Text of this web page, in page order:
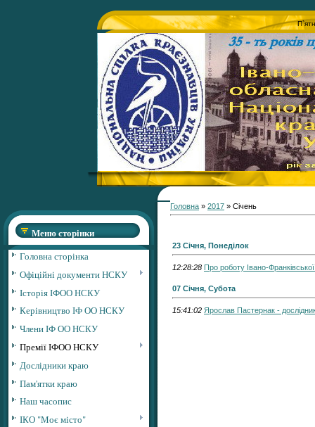
Меню сторінки
Головна сторінка
Офіційні документи НСКУ
Історія ІФОО НСКУ
Керівництво ІФ ОО НСКУ
Члени ІФ ОО НСКУ
Премії ІФОО НСКУ
Дослідники краю
Пам'ятки краю
Наш часопис
ІКО "Моє місто"
Головна » 2017 » Січень
23 Січня, Понеділок
12:28:28 Про роботу Івано-
07 Січня, Субота
15:41:02 Ярослав Пастернак -